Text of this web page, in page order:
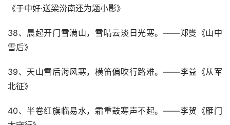
《于中好·送梁汾南还为题小影》
38、晨起开门雪满山，雪晴云淡日光寒。——郑燮《山中
雪后》
39、天山雪后海风寒，横笛偏吹行路难。——李益《从军
北征》
40、半卷红旗临易水，霜重鼓寒声不起。——李贺《雁门